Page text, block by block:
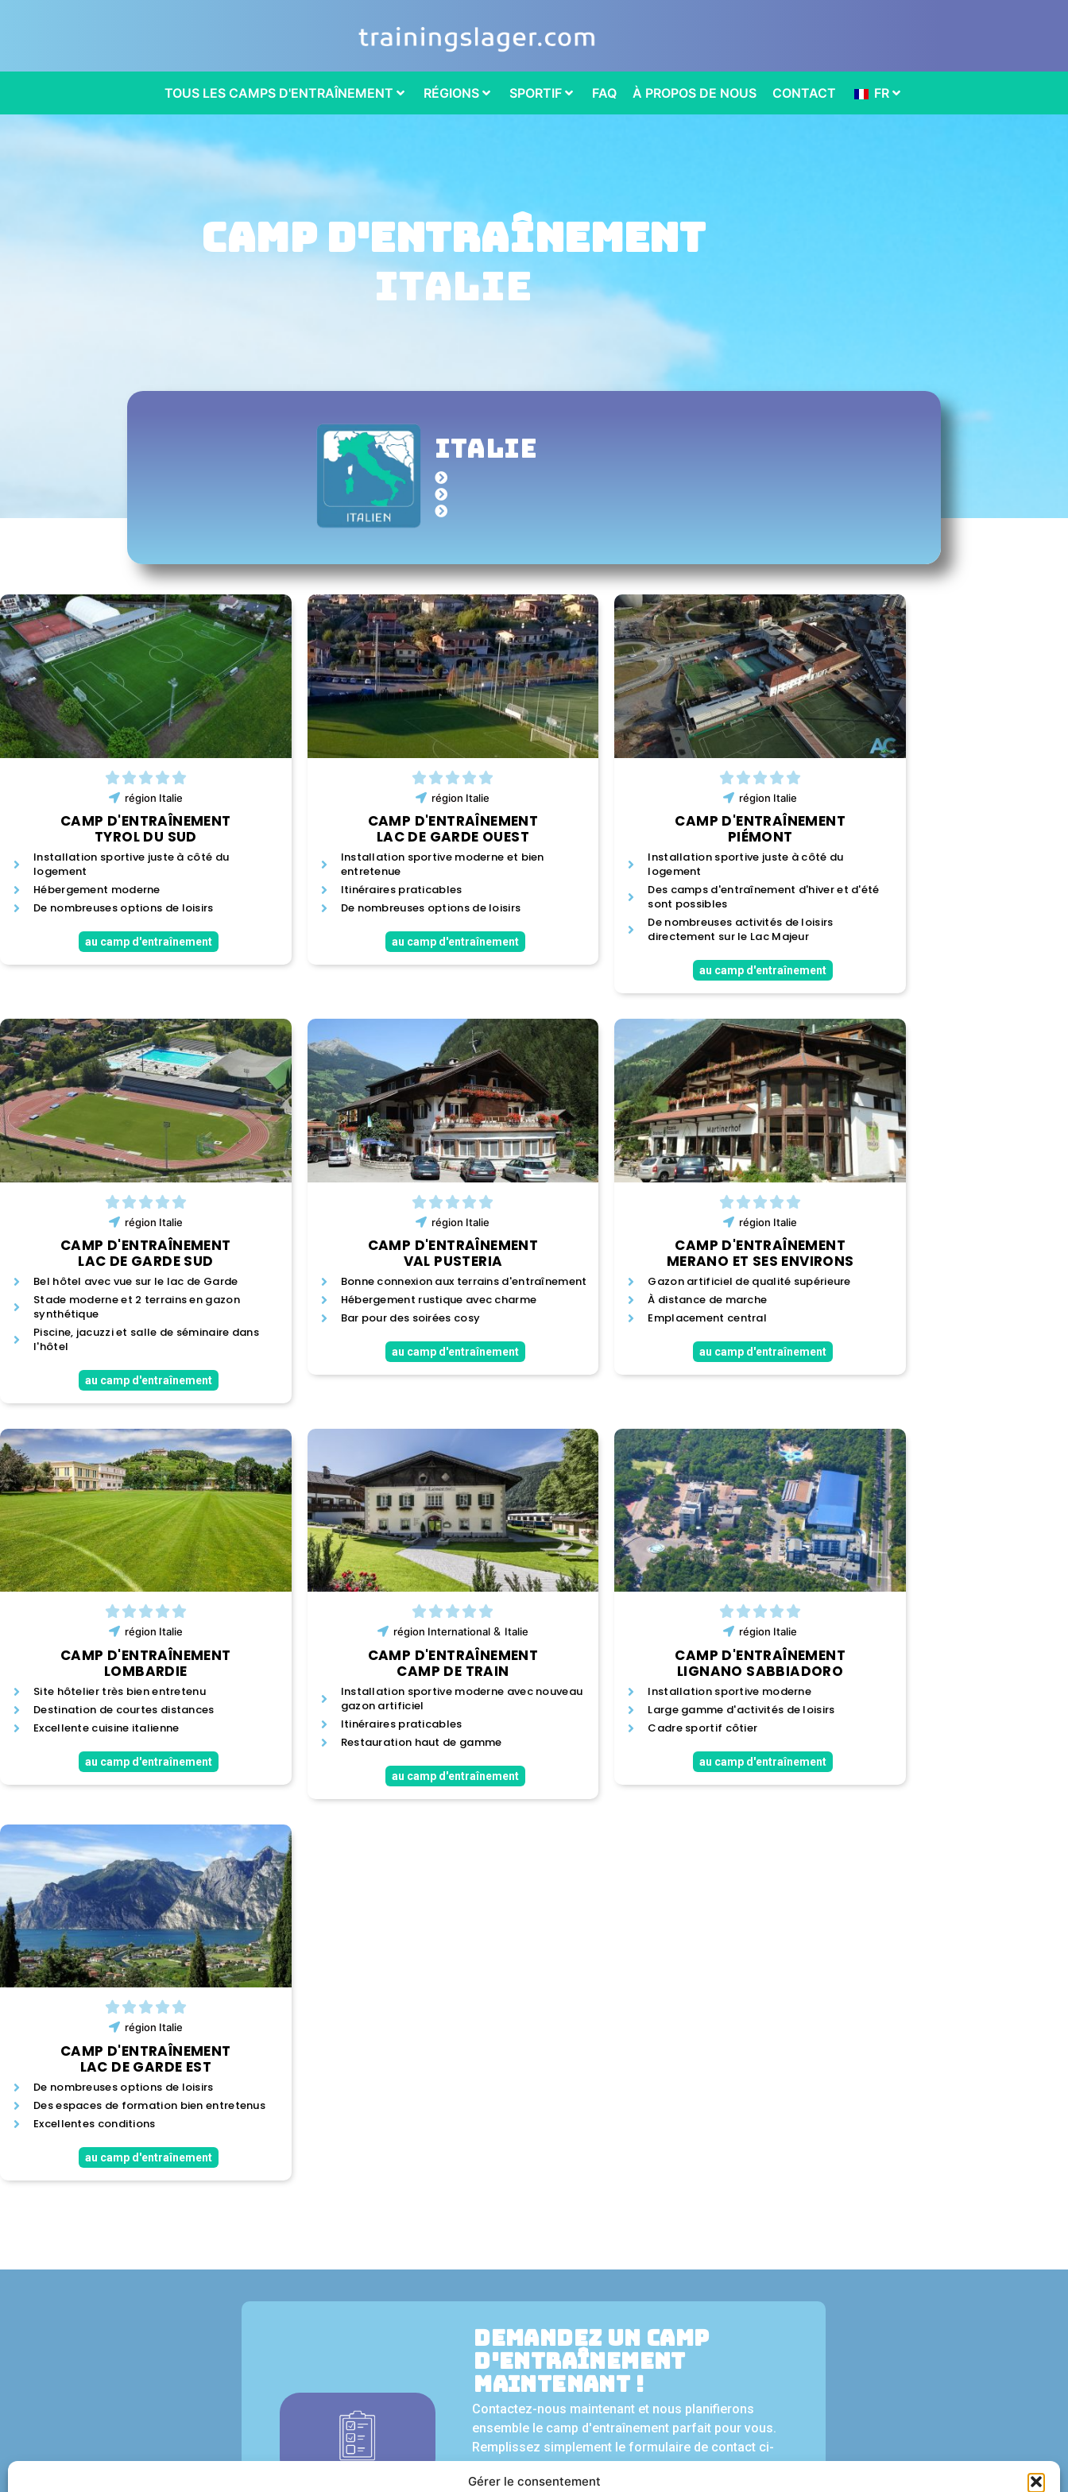
Gérer le consentement
TOUS LES CAMPS D'ENTRAÎNEMENT RÉGIONS SPORTIF FAQ À PROPOS DE NOUS CONTACT FR
Camp d'entraînement
Italie
Italie
région Italie
CAMP D'ENTRAÎNEMENT
TYROL DU SUD
Installation sportive juste à côté du
logement
Hébergement moderne
De nombreuses options de loisirs
au camp d'entraînement
région Italie
CAMP D'ENTRAÎNEMENT
LAC DE GARDE OUEST
Installation sportive moderne et bien
entretenue
Itinéraires praticables
De nombreuses options de loisirs
au camp d'entraînement
région Italie
CAMP D'ENTRAÎNEMENT
PIÉMONT
Installation sportive juste à côté du
logement
Des camps d'entraînement d'hiver et d'été
sont possibles
De nombreuses activités de loisirs
directement sur le Lac Majeur
au camp d'entraînement
région Italie
CAMP D'ENTRAÎNEMENT
LAC DE GARDE SUD
Bel hôtel avec vue sur le lac de Garde
Stade moderne et 2 terrains en gazon
synthétique
Piscine, jacuzzi et salle de séminaire dans
l'hôtel
au camp d'entraînement
région Italie
CAMP D'ENTRAÎNEMENT
VAL PUSTERIA
Bonne connexion aux terrains d'entraînement
Hébergement rustique avec charme
Bar pour des soirées cosy
au camp d'entraînement
région Italie
CAMP D'ENTRAÎNEMENT
MERANO ET SES ENVIRONS
Gazon artificiel de qualité supérieure
À distance de marche
Emplacement central
au camp d'entraînement
région Italie
CAMP D'ENTRAÎNEMENT
LOMBARDIE
Site hôtelier très bien entretenu
Destination de courtes distances
Excellente cuisine italienne
au camp d'entraînement
région International& Italie
CAMP D'ENTRAÎNEMENT
CAMP DE TRAIN
Installation sportive moderne avec nouveau
gazon artificiel
Itinéraires praticables
Restauration haut de gamme
au camp d'entraînement
région Italie
CAMP D'ENTRAÎNEMENT
LIGNANO SABBIADORO
Installation sportive moderne
Large gamme d'activités de loisirs
Cadre sportif côtier
au camp d'entraînement
région Italie
CAMP D'ENTRAÎNEMENT
LAC DE GARDE EST
De nombreuses options de loisirs
Des espaces de formation bien entretenus
Excellentes conditions
au camp d'entraînement
Demandez un camp
d'entraînement
maintenant !
Contactez-nous maintenant et nous planifierons
ensemble le camp d'entraînement parfait pour vous.
Remplissez simplement le formulaire de contact ci-
dessous et demandez une offre sans engagement.